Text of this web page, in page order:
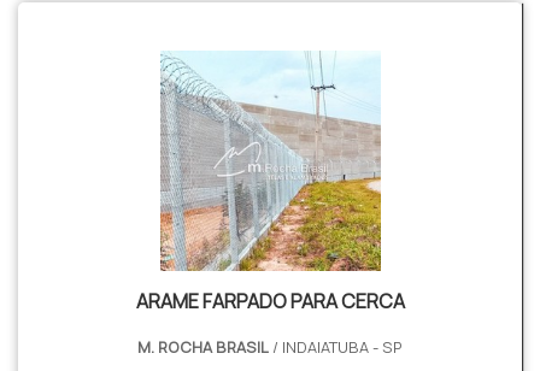
camada de Zinco, e Galvanizadas + Revestimento em
PVC. Dentre suas Vantagens estão: Resistência,
Segurança, Estabilidade, Durabilidade, Versatilidade,
Facilidade de instalação, Entre outros.
ARAME FARPADO PARA CERCA
M. ROCHA BRASIL / INDAIATUBA - SP